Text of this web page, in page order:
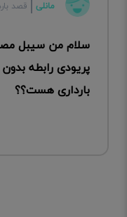
مانلی قصد
سلام من سیبل
پریودی رابطه
بارداری هست؟؟